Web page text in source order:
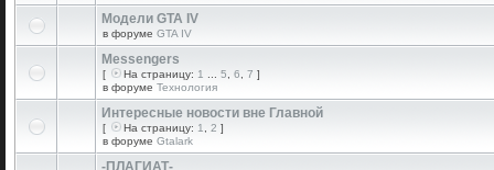
Модели GTA IV
в форуме GTA IV
Messengers
[ На страницу: 1 5 6 7 ]
в форуме Технология
Интересные новости вне Главной
[ На страницу: 1 2 ]
в форуме Gtalark
-ПЛАГИАТ-